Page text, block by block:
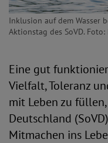
Inklusion auf dem Wasser
Aktionstag des SoVD.
Eine gut
Vielfalt, Toleranz
mit Leben zu
Deutschland
Mitmachen ins